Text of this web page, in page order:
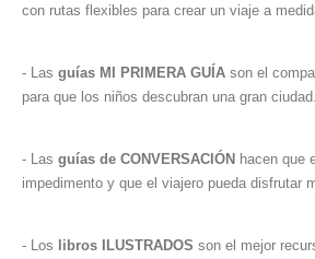
con rutas flexibles para crear un viaje a
- Las guías MI PRIMERA GUÍA son el
para que los niños descubran una gran ciudad.
- Las guías de CONVERSACIÓN hacen que
impedimento y que el viajero pueda disfrutar
- Los libros ILUSTRADOS son el mejor